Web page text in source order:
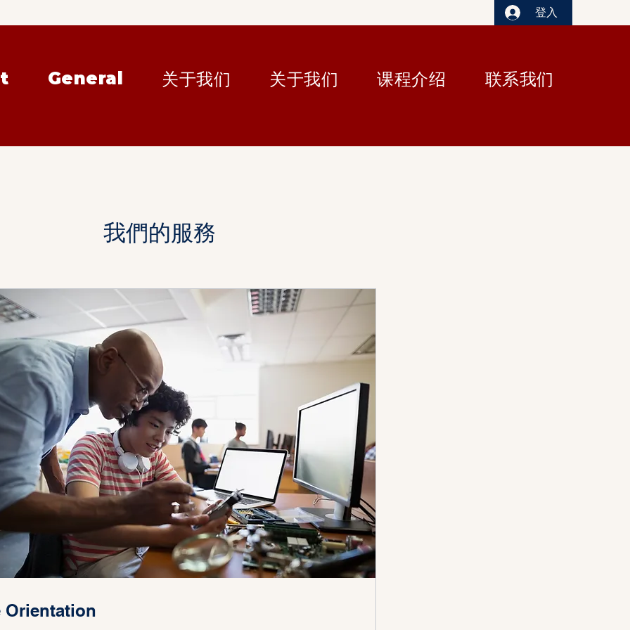
登入
General 关于我们 关于我们 课程介绍 联系我们
我們的服務
Orientation